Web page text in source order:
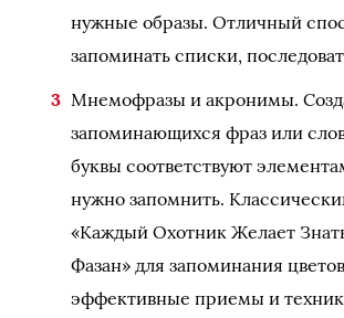
нужные образы. Отличный
запоминать списки,
Мнемофразы и акронимы.
запоминающихся фраз или
буквы соответствуют
нужно запомнить.
«Каждый Охотник Желает
Фазан» для запоминания
эффективные приемы и